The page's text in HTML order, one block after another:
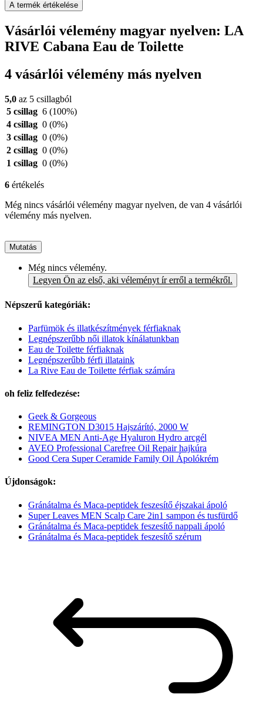
A termék értékelése
Vásárlói vélemény magyar nyelven: LA
RIVE Cabana Eau de Toilette
4 vásárlói vélemény más nyelven
5,0 az 5 csillagból
5 csillag 6 (100%)
4 csillag 0 (0%)
3 csillag 0 (0%)
2 csillag 0 (0%)
1 csillag 0 (0%)
6 értékelés
Még nincs vásárlói vélemény magyar nyelven, de van 4 vásárlói
vélemény más nyelven.
Mutatás
Még nincs vélemény.
Legyen Ön az első, aki véleményt ír erről a termékről.
Népszerű kategóriák:
Parfümök és illatkészítmények férfiaknak
Legnépszerűbb női illatok kínálatunkban
Eau de Toilette férfiaknak
Legnépszerűbb férfi illataink
La Rive Eau de Toilette férfiak számára
oh feliz felfedezése:
Geek & Gorgeous
REMINGTON D3015 Hajszárító, 2000 W
NIVEA MEN Anti-Age Hyaluron Hydro arcgél
AVEO Professional Carefree Oil Repair hajkúra
Good Cera Super Ceramide Family Oil Ápolókrém
Újdonságok:
Gránátalma és Maca-peptidek feszesítő éjszakai ápoló
Super Leaves MEN Scalp Care 2in1 sampon és tusfürdő
Gránátalma és Maca-peptidek feszesítő nappali ápoló
Gránátalma és Maca-peptidek feszesítő szérum